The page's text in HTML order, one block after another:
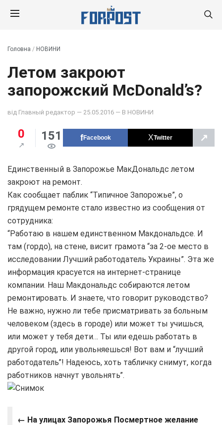
Головна / НОВИНИ
Летом закроют
запорожский McDonald’s?
від Главный редактор — 25.05.2016 — В НОВИНИ
0 151 Facebook Twitter ↗
Единственный в Запорожье МакДональдс летом
закроют на ремонт.
Как сообщает паблик “Типичное Запорожье”, о
грядущем ремонте стало известно из сообщения от
сотрудника:
“Работаю в нашем единственном Макдональдсе. И
там (гордо), на стене, висит грамота “за 2-ое место в
исследовании Лучший работодатель Украины”. Эта же
информация красуется на интернет-странице
компании. Наш Макдональдс собираются летом
ремонтировать. И знаете, что говорит руководство?
Не важно, нужно ли тебе присматривать за больным
человеком (здесь в городе) или может ты учишься,
или может у тебя дети… Ты или едешь работать в
другой город, или увольняешься! Вот вам и “лучший
работодатель”! Надеюсь, хоть табличку снимут, когда
работников начнут увольнять”.
← На улицах Запорожья Посмертное желание